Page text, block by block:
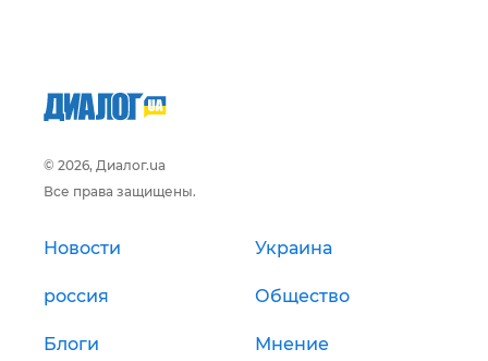
© 2026, Диалог.ua
Все права защищены.
Новости Украина
россия Общество
Блоги Мнение